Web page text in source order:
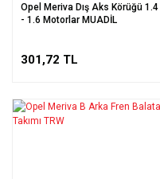
Opel Meriva Dış Aks Körüğü 1.4
- 1.6 Motorlar MUADİL
301,72 TL